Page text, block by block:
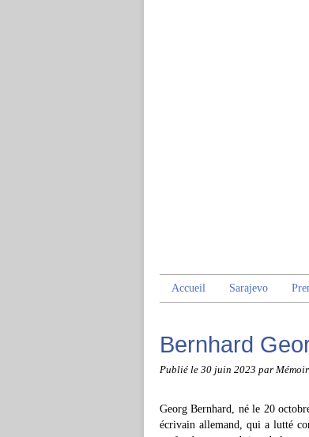
Accueil Sarajevo
Bernhard
Publié le 30 juin 2023 par
Georg Bernhard, né le 20
écrivain allemand, qui a lutté